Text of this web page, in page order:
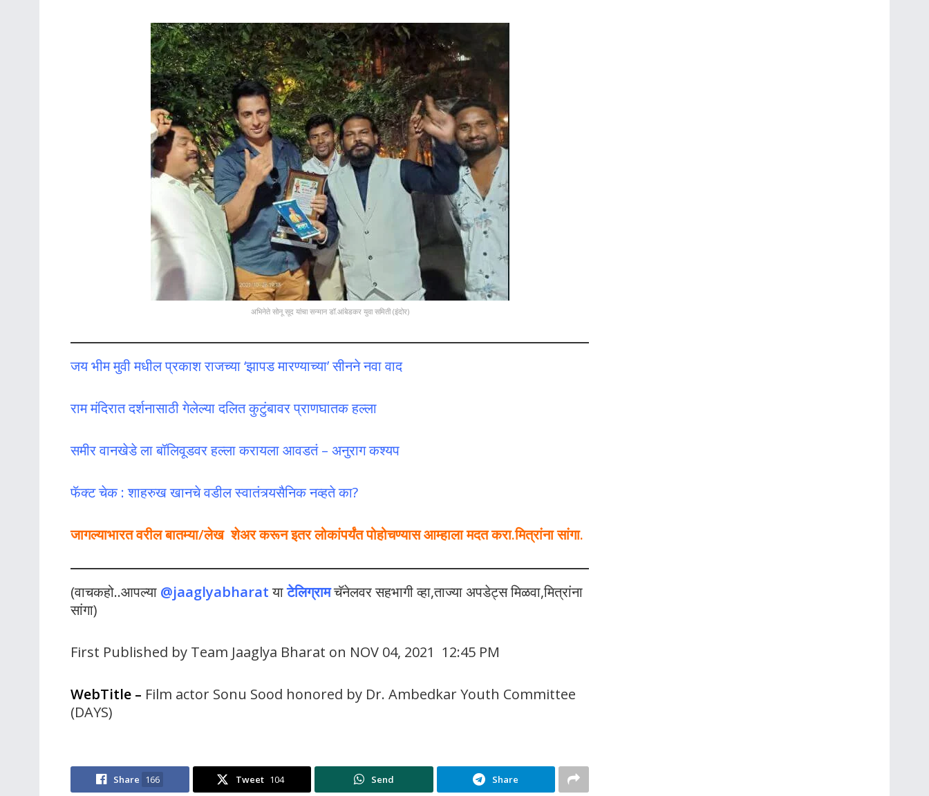
अभिनेते सोनू सूद यांचा सन्मान डॉ.आंबेडकर युवा समिती (इंदोर)
जय भीम मुवी मधील प्रकाश राजच्या ‘झापड मारण्याच्या’ सीनने नवा वाद
राम मंदिरात दर्शनासाठी गेलेल्या दलित कुटुंबावर प्राणघातक हल्ला
समीर वानखेडे ला बॉलिवूडवर हल्ला करायला आवडतं – अनुराग कश्यप
फॅक्ट चेक : शाहरुख खानचे वडील स्वातंत्र्यसैनिक नव्हते का?
जागल्याभारत वरील बातम्या/लेख शेअर करून इतर लोकांपर्यंत पोहोचण्यास आम्हाला मदत करा.मित्रांना सांगा.
(वाचकहो..आपल्या @jaaglyabharat याटेलिग्रामचॅनेलवर सहभागी व्हा,ताज्या अपडेट्स मिळवा,मित्रांना
सांगा)
First Published by Team Jaaglya Bharat on NOV 04, 2021 12:45 PM
WebTitle – Film actor Sonu Sood honored by Dr. Ambedkar Youth Committee
(DAYS)
Share 166 Tweet 104 Send Share